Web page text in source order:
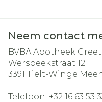
Neem contact
BVBA Apotheek
Wersbeekstraat 12
3391 Tielt-Winge
Telefoon: +32 16 63 53